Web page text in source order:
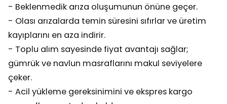
- Beklenmedik arıza oluşumunun önüne geçer.
- Olası arızalarda temin süresini sıfırlar ve üretim
kayıplarını en aza indirir.
- Toplu alım sayesinde fiyat avantajı sağlar;
gümrük ve navlun masraflarını makul seviyelere
çeker.
- Acil yükleme gereksinimini ve ekspres kargo